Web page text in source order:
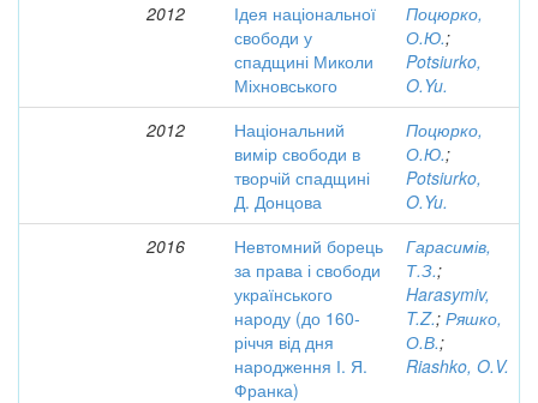
2012
Ідея національної
свободи у
спадщині Миколи
Міхновського
Поцюрко,
О.Ю.;
Potsiurko,
O.Yu.
2012
Національний
вимір свободи в
творчій спадщині
Д. Донцова
Поцюрко,
О.Ю.;
Potsiurko,
O.Yu.
2016
Невтомний борець
за права і свободи
українського
народу (до 160-
річчя від дня
народження І. Я.
Франка)
Гарасимів,
Т.З.;
Harasymiv,
T.Z.; Ряшко,
О.В.;
Riashko, O.V.